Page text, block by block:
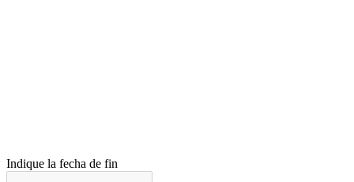
Indique la fecha de fin